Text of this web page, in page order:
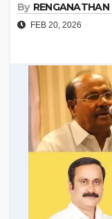
By RENGANATHAN
FEB 20, 2026